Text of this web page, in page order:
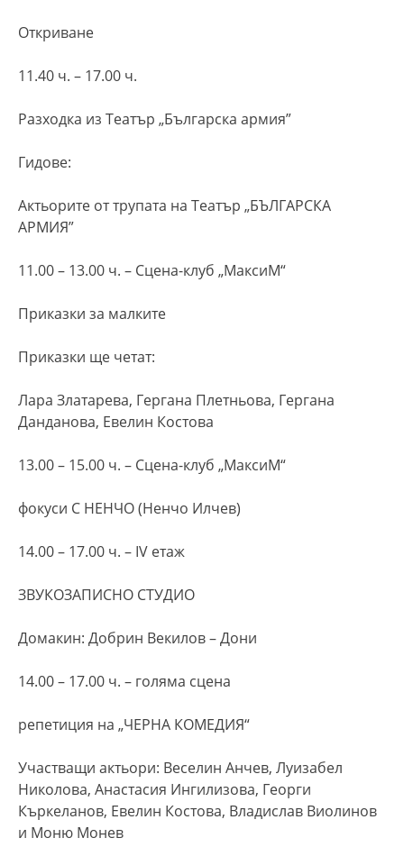
Откриване
11.40 ч. – 17.00 ч.
Разходка из Театър „Българска армия”
Гидове:
Актьорите от трупата на Театър „БЪЛГАРСКА
АРМИЯ”
11.00 – 13.00 ч. – Сцена-клуб „МаксиМ“
Приказки за малките
Приказки ще четат:
Лара Златарева, Гергана Плетньова, Гергана
Данданова, Евелин Костова
13.00 – 15.00 ч. – Сцена-клуб „МаксиМ“
фокуси С НЕНЧО (Ненчо Илчев)
14.00 – 17.00 ч. – ІV етаж
ЗВУКОЗАПИСНО СТУДИО
Домакин: Добрин Векилов – Дони
14.00 – 17.00 ч. – голяма сцена
репетиция на „ЧЕРНА КОМЕДИЯ“
Участващи актьори: Веселин Анчев, Луизабел
Николова, Анастасия Ингилизова, Георги
Къркеланов, Евелин Костова, Владислав Виолинов
и Моню Монев